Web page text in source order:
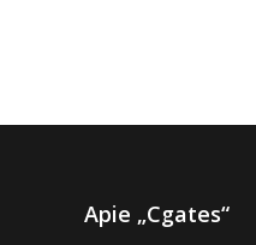
Apie „Cgates“